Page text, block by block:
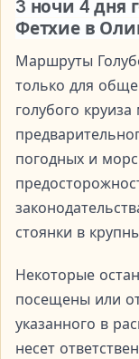
Olympos –
День 1:14:30
→ Пляж черепах
Гоккая.
День 2:Крепость
бухта Терсане →
Хидайет.
День 3:Долина
Святого Николая
прибытие в
Примечание:
яхту включён.
3 ночи 4 дня
Фетхие в
Маршруты
только для
голубого
погодных и
стоянки в
Некоторые
посещены или
указанного в
несет